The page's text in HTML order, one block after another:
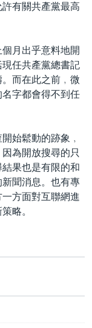
有關共產黨最高
月出乎意料地開
任共產黨總書記
而在此之前﹐微
字都會得不到任
始鬆動的跡象﹐
為開放搜尋的只
果也是有限的和
聞消息。也有專
方面對互聯網進
略。